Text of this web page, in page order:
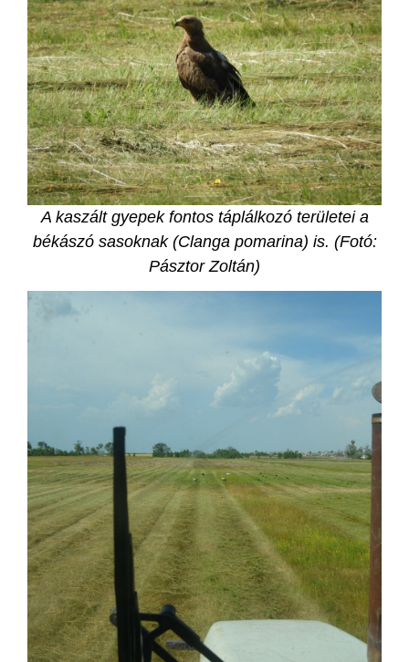
A kaszált gyepek fontos táplálkozó területei a
békászó sasoknak (Clanga pomarina) is. (Fotó:
Pásztor Zoltán)